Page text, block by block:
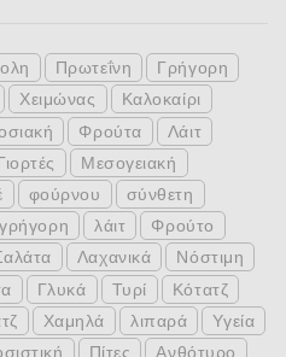
Πρωτεΐνη
Γρήγορη
Χειμώνας
Καλοκαίρι
Φρούτα
Λάιτ
Μεσογειακή
φούρνου
σύνθετη
γρήγορη λάιτ
Φρούτο
Λαχανικά
Νόστιμη
Γλυκά Τυρί
Κότατζ
Χαμηλά λιπαρά
Υγεία
Πίτες Ανθότυρο